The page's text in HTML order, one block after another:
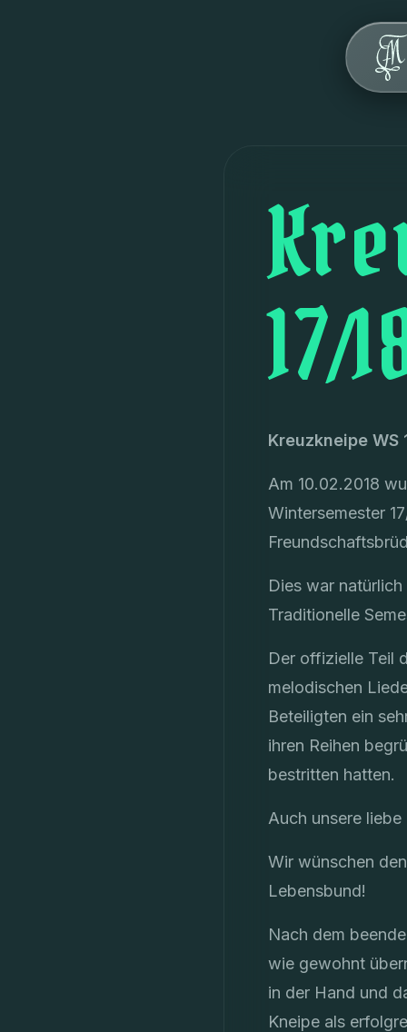
17/
Kreuzkneipe WS
Am 10.02.2018
Wintersemester
Dies war
Traditionelle
Der offizielle Teil
melodischen
Beteiligten ein
ihren Reihen
bestritten hatten.
Auch unsere
Wir wünschen
Lebensbund!
Nach dem
wie gewohnt
in der Hand und
Kneipe als